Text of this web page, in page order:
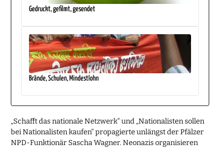
Gedruckt, gefilmt, gesendet
Brände, Schulen, Mindestlohn
„Schafft das nationale Netzwerk“ und „Nationalisten sollen
bei Nationalisten kaufen“ propagierte unlängst der Pfälzer
NPD-Funktionär Sascha Wagner. Neonazis organisieren